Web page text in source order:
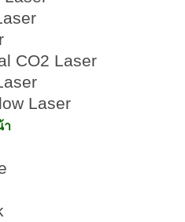
CO2 Laser
Laser
า
คอลลาเจน
ร ทำไมทำให้ผิวใส
บไหนดีสุด
ร ทำความรู้จักกับ
างกาย